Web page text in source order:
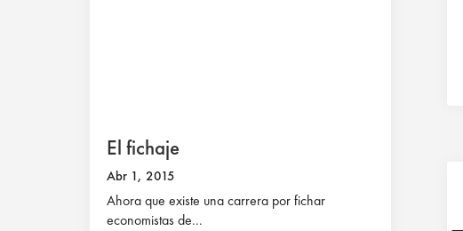
El fichaje
Abr 1, 2015
Ahora que existe una carrera por fichar
economistas de...